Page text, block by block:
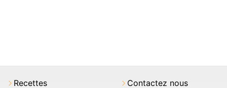
Recettes Contactez nous